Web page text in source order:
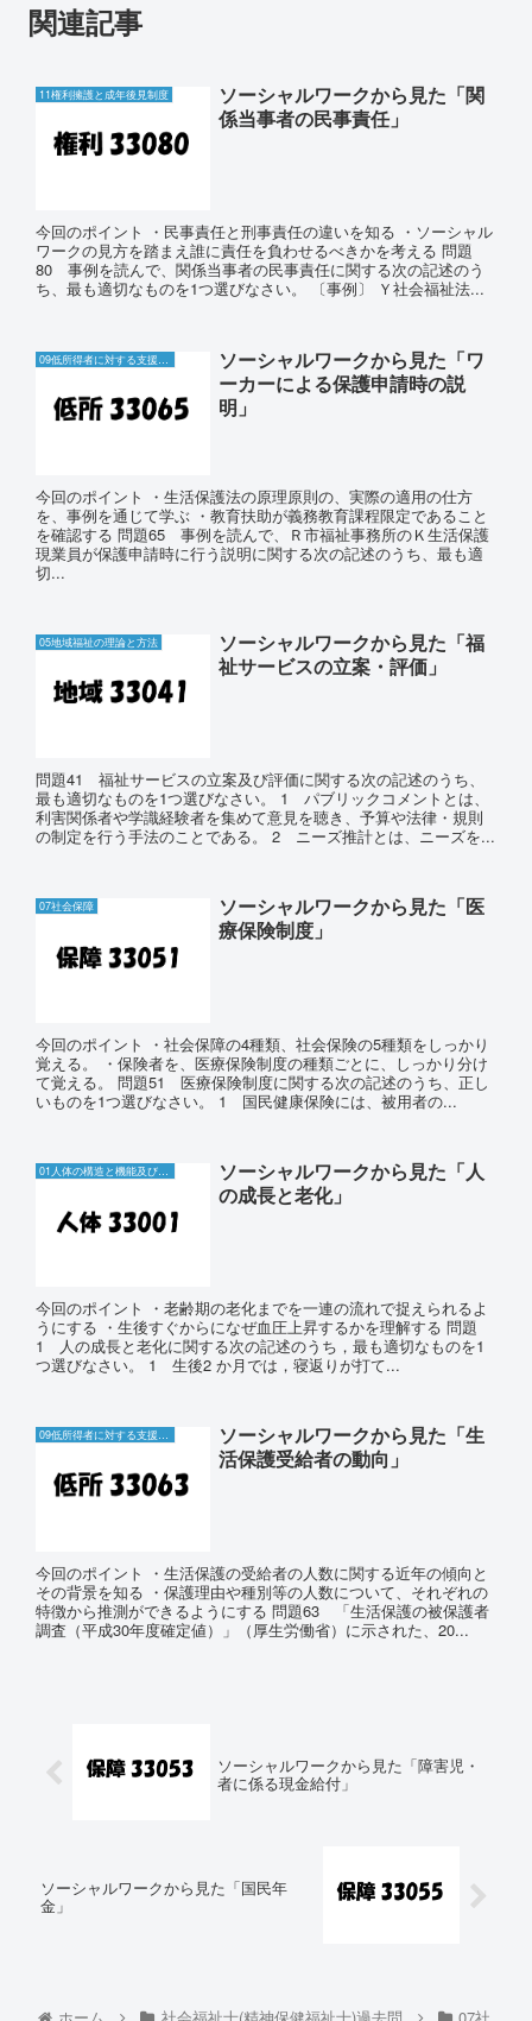
関連記事
11権利擁護と成年後見制度
ソーシャルワークから見た「関
係当事者の民事責任」
今回のポイント ・民事責任と刑事責任の違いを知る ・ソーシャル
ワークの見方を踏まえ誰に責任を負わせるべきかを考える 問題
80 事例を読んで、関係当事者の民事責任に関する次の記述のう
ち、最も適切なものを1つ選びなさい。 〔事例〕 Ｙ社会福祉法...
ソーシャルワークから見た「ワ
ーカーによる保護申請時の説
明」
今回のポイント ・生活保護法の原理原則の、実際の適用の仕方
を、事例を通じて学ぶ ・教育扶助が義務教育課程限定であること
を確認する 問題65 事例を読んで、Ｒ市福祉事務所のＫ生活保護
現業員が保護申請時に行う説明に関する次の記述のうち、最も適
切...
05地域福祉の理論と方法
ソーシャルワークから見た「福
祉サービスの立案・評価」
問題41 福祉サービスの立案及び評価に関する次の記述のうち、
最も適切なものを1つ選びなさい。 1 パブリックコメントとは、
利害関係者や学識経験者を集めて意見を聴き、予算や法律・規則
の制定を行う手法のことである。 2 ニーズ推計とは、ニーズを...
07社会保障
ソーシャルワークから見た「医
療保険制度」
今回のポイント ・社会保障の4種類、社会保険の5種類をしっかり
覚える。 ・保険者を、医療保険制度の種類ごとに、しっかり分け
て覚える。 問題51 医療保険制度に関する次の記述のうち、正し
いものを1つ選びなさい。 1 国民健康保険には、被用者の...
01人体の構造と機能及び疾病
ソーシャルワークから見た「人
の成長と老化」
今回のポイント ・老齢期の老化までを一連の流れで捉えられるよ
うにする ・生後すぐからになぜ血圧上昇するかを理解する 問題
1 人の成長と老化に関する次の記述のうち，最も適切なものを1
つ選びなさい。 1 生後2 か月では，寝返りが打て...
09低所得者に対する支援と生活保護制度
ソーシャルワークから見た「生
活保護受給者の動向」
今回のポイント ・生活保護の受給者の人数に関する近年の傾向と
その背景を知る ・保護理由や種別等の人数について、それぞれの
特徴から推測ができるようにする 問題63 「生活保護の被保護者
調査（平成30年度確定値）」（厚生労働省）に示された、20...
ソーシャルワークから見た「障害児・
者に係る現金給付」
ソーシャルワークから見た「国民年
金」